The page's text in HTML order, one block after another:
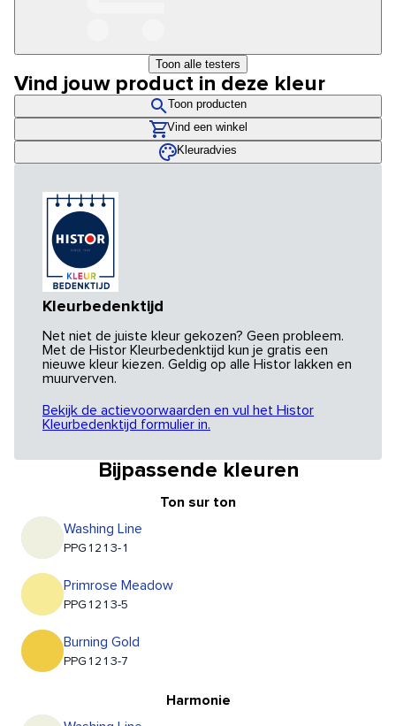
Toon alle testers
Vind jouw product in deze kleur
Toon producten
Vind een winkel
Kleuradvies
Kleurbedenktijd
Net niet de juiste kleur gekozen? Geen probleem.
Met de Histor Kleurbedenktijd kun je gratis een
nieuwe kleur kiezen. Geldig op alle Histor lakken en
muurverven.
Bekijk de actievoorwaarden en vul het Histor
Kleurbedenktijd formulier in.
Bijpassende kleuren
Ton sur ton
Washing Line
PPG1213-1
Primrose Meadow
PPG1213-5
Burning Gold
PPG1213-7
Harmonie